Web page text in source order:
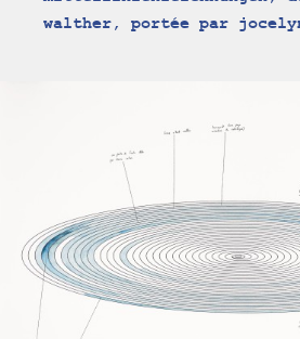
walther, portée par